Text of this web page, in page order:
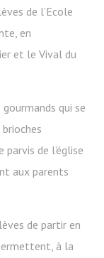
de l’Ecole
en
et le Vival du
qui se
de l’église
aux parents
de partir en
à la